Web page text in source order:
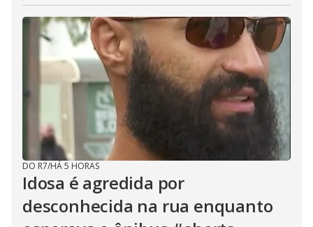
DO R7/HÁ 5 HORAS
Idosa é agredida por
desconhecida na rua enquanto